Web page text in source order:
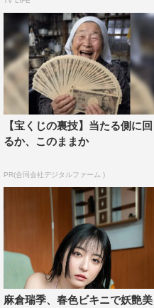
【宝くじの裏技】当たる側に回
るか、このままか
PR(合同会社デジタルファーム )
麻倉瑞季、春色ビキニで妖艶美